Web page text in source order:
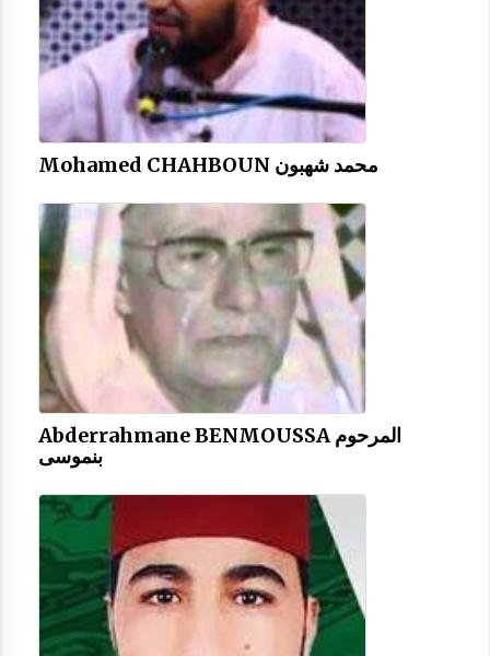
Mohamed CHAHBOUN محمد شهبون
Abderrahmane BENMOUSSA المرحوم
بنموسى